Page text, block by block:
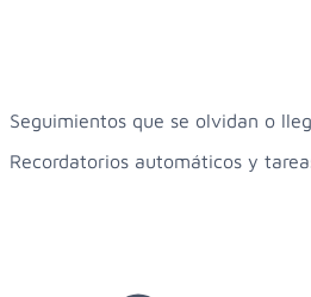
Seguimientos que se olvidan o
Recordatorios automáticos y